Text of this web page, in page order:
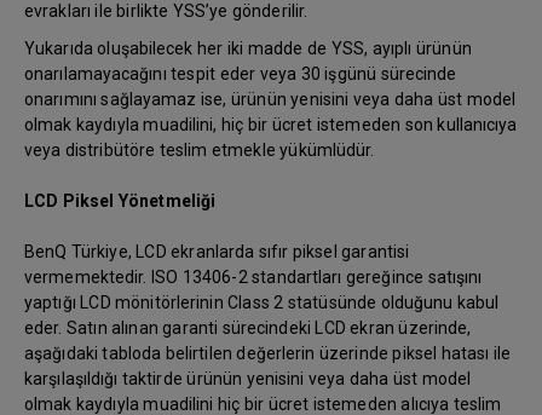
evrakları ile birlikte YSS’ye gönderilir.
Yukarıda oluşabilecek her iki madde de YSS, ayıplı ürünün
onarılamayacağını tespit eder veya 30 işgünü sürecinde
onarımını sağlayamaz ise, ürünün yenisini veya daha üst model
olmak kaydıyla muadilini, hiç bir ücret istemeden son kullanıcıya
veya distribütöre teslim etmekle yükümlüdür.
LCD Piksel Yönetmeliği
BenQ Türkiye, LCD ekranlarda sıfır piksel garantisi
vermemektedir. ISO 13406-2 standartları gereğince satışını
yaptığı LCD mönitörlerinin Class 2 statüsünde olduğunu kabul
eder. Satın alınan garanti sürecindeki LCD ekran üzerinde,
aşağıdaki tabloda belirtilen değerlerin üzerinde piksel hatası ile
karşılaşıldığı taktirde ürünün yenisini veya daha üst model
olmak kaydıyla muadilini hiç bir ücret istemeden alıcıya teslim